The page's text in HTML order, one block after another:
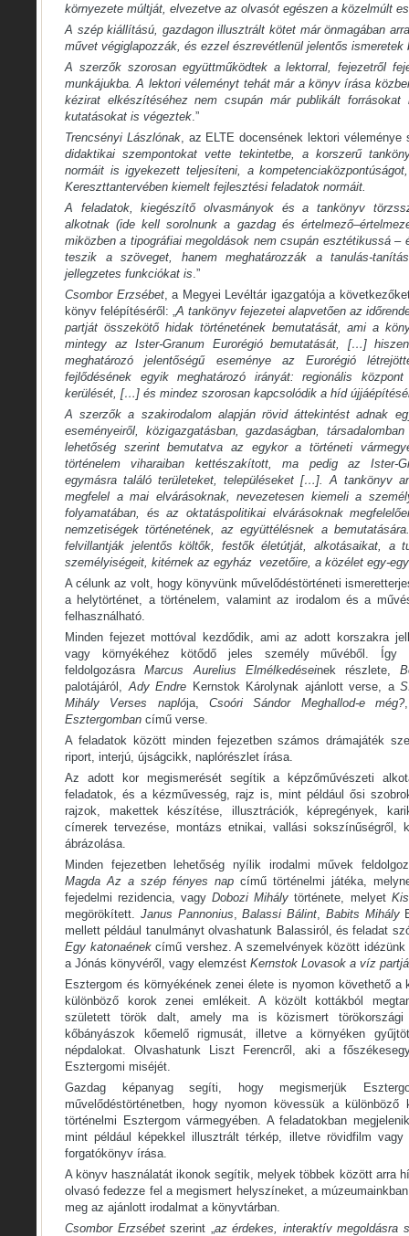
környezete múltját, elvezetve az olvasót egészen a közelmúlt
A szép kiállítású, gazdagon illusztrált kötet már önmagában
művet végiglapozzák, és ezzel észrevétlenül jelentős ismeretek
A szerzők szorosan együttműködtek a lektorral, fejezetről
munkájukba. A lektori véleményt tehát már a könyv írása
kézirat elkészítéséhez nem csupán már publikált forrásokat
kutatásokat is végeztek .”
Trencsényi Lászlónak, az ELTE docensének lektori véleménye
didaktikai szempontokat vette tekintetbe, a korszerű
normáit is igyekezett teljesíteni, a
Kereszttantervében kiemelt fejlesztési feladatok normáit.
A feladatok, kiegészítő olvasmányok és a tankönyv
alkotnak (ide kell sorolnunk a gazdag és
miközben a tipográfiai megoldások nem csupán esztétikussá –
teszik a szöveget, hanem meghatározzák a tanulás-
jellegzetes funkciókat is .”
Csombor Erzsébet, a Megyei Levéltár igazgatója a
könyv felépítéséről: „ A tankönyv fejezetei alapvetően az
partját összekötő hidak történetének bemutatását, ami a
mintegy az Ister-Granum Eurorégió bemutatását, […]
meghatározó jelentőségű eseménye az Eurorégió
fejlődésének egyik meghatározó irányát: regionális
kerülését, […] és mindez szorosan kapcsolódik a híd
A szerzők a szakirodalom alapján rövid áttekintést adnak
eseményeiről, közigazgatásban, gazdaságban,
lehetőség szerint bemutatva az egykor a történeti
történelem viharaiban kettészakított, ma pedig az Ister-
egymásra találó területeket, településeket […]. A tankönyv
megfelel a mai elvárásoknak, nevezetesen kiemeli a
folyamatában, és az oktatáspolitikai elvárásoknak
nemzetiségek történetének, az együttélésnek a
felvillantják jelentős költők, festők életútját, alkotásaikat, a
személyiségeit, kitérnek az egyház vezetőire, a közélet egy-
A célunk az volt, hogy könyvünk művelődéstörténeti
a helytörténet, a történelem, valamint az irodalom és a
felhasználható.
Minden fejezet mottóval kezdődik, ami az adott korszakra
vagy környékéhez kötődő jeles személy művéből. Így
feldolgozásraMarcus Aurelius Elmélkedéseinek részlete,
palotájáról, Ady Endre Kernstok Károlynak ajánlott verse, a
Mihály
Verses naplója, Csoóri Sándor Meghallod-e még?
Esztergomban című verse.
A feladatok között minden fejezetben számos drámajáték
riport, interjú, újságcikk, naplórészlet írása.
Az adott kor megismerését segítik a képzőművészeti
feladatok, és a kézművesség, rajz is, mint például ősi
rajzok, makettek készítése, illusztrációk, képregények,
címerek tervezése, montázs etnikai, vallási sokszínűségről,
ábrázolása.
Minden fejezetben lehetőség nyílik irodalmi művek
Magda Az a szép fényes nap című történelmi játéka,
fejedelmi rezidencia, vagyDobozi Mihály története, melyet
megörökített. Janus Pannonius ,Balassi Bálint Babits Mihály
mellett például tanulmányt olvashatunk Balassiról, és feladat
Egy katonaénekcímű vershez. A szemelvények között idézünk
a Jónás könyvéről, vagy elemzést Kernstok Lovasok a víz
Esztergom és környékének zenei élete is nyomon követhető a
különböző korok zenei emlékeit. A közölt kottákból
született török dalt, amely ma is közismert
kőbányászok kőemelő rigmusát, illetve a környéken
népdalokat. Olvashatunk Liszt Ferencről, aki a
Esztergomi miséjét.
Gazdag képanyag segíti, hogy megismerjük
művelődéstörténetben, hogy nyomon kövessük a
történelmi Esztergom vármegyében. A feladatokban
mint például képekkel illusztrált térkép, illetve rövidfilm vagy
forgatókönyv írása.
A könyv használatát ikonok segítik, melyek többek között arra
olvasó fedezze fel a megismert helyszíneket, a
meg az ajánlott irodalmat a könyvtárban.
Csombor Erzsébetszerint „ az érdekes, interaktív megoldásra